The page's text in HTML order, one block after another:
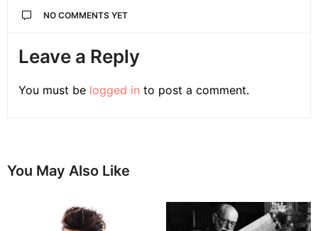
NO COMMENTS YET
Leave a Reply
You must be logged in to post a comment.
You May Also Like